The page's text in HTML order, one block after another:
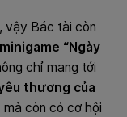
, vậy Bác tài còn
minigame “Ngày
chỉ mang tới
thương của
còn có cơ hội